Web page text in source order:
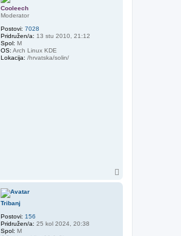
Cooleech
Moderator
Postovi: 7028
Pridružen/a: 13 stu 2010, 21:12
Spol: M
OS: Arch Linux KDE
Lokacija: /hrvatska/solin/
Tribanj
Postovi: 156
Pridružen/a: 25 kol 2024, 20:38
Spol: M